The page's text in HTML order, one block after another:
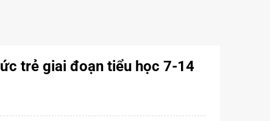
trẻ giai đoạn tiểu học 7-14